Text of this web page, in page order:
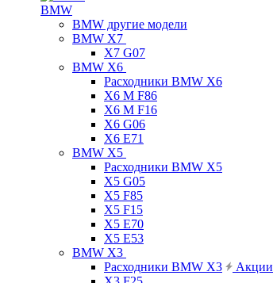
BMW
BMW другие модели
BMW X7
X7 G07
BMW X6
Расходники BMW X6
X6 M F86
X6 M F16
X6 G06
X6 E71
BMW X5
Расходники BMW X5
X5 G05
X5 F85
X5 F15
X5 E70
X5 E53
BMW X3
Расходники BMW X3
Акции